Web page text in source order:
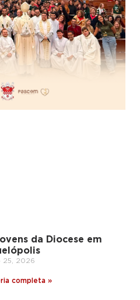
da Diocese em
25, 2026
completa »